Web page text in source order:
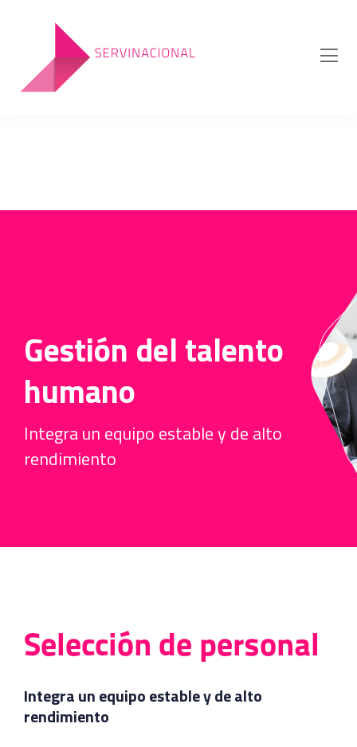
Gestión del talento
humano
Integra un equipo estable y de alto
rendimiento
Selección de personal
Integra un equipo estable y de alto
rendimiento